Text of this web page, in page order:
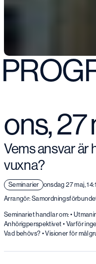
ons, 27
Vems ansvar är
vuxna?
Seminarier onsdag 27 maj,
Arrangör:
Seminariet handlar om: •
Anhörigperspektivet • Varför
Vad behövs? • Visioner för